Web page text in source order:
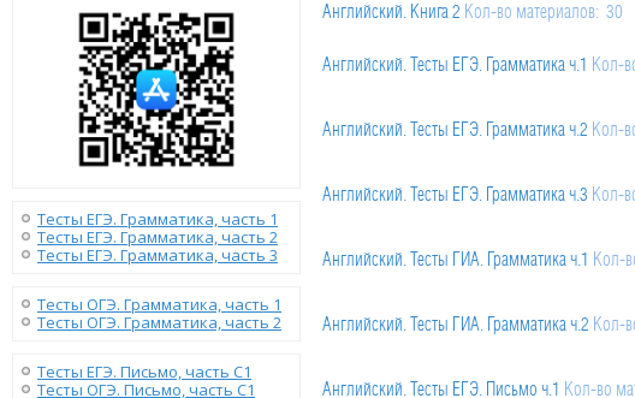
Тесты ЕГЭ. Грамматика, часть 1
Тесты ЕГЭ. Грамматика, часть 2
Тесты ЕГЭ. Грамматика, часть 3
Тесты ОГЭ. Грамматика, часть 1
Тесты ОГЭ. Грамматика, часть 2
Тесты ЕГЭ. Письмо, часть С1
Тесты ОГЭ. Письмо, часть С1
Сравнение времён Кол-во материалов: 21
Английский. Книга 2 Кол-во материалов: 30
Английский. Тесты ЕГЭ. Грамматика ч.1 Кол-
01.ТестКол-во материалов: 40
02.Тест Кол-во материалов: 60
Кол-во материалов: 10
06.ТестКол-во материалов: 38
Английский. Тесты ЕГЭ. Грамматика ч.2 Кол-
01.ТестКол-во материалов: 40
02.Тест Кол-во материалов: 60
Английский. Тесты ЕГЭ. Грамматика ч.3 Кол-
01.ТестКол-во материалов: 40
02.Тест Кол-во материалов: 62
Английский. Тесты ГИА. Грамматика ч.1 Кол-
01.ТестКол-во материалов: 40
02.Тест Кол-во материалов: 20
Английский. Тесты ГИА. Грамматика ч.2 Кол-
01.ТестКол-во материалов: 40
Английский. Тесты ЕГЭ. Письмо ч.1 Кол-во